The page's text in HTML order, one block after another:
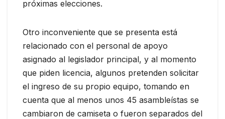
próximas elecciones.
Otro inconveniente que se presenta está
relacionado con el personal de apoyo
asignado al legislador principal, y al momento
que piden licencia, algunos pretenden solicitar
el ingreso de su propio equipo, tomando en
cuenta que al menos unos 45 asambleístas se
cambiaron de camiseta o fueron separados del